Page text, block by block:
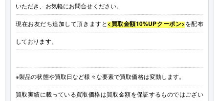
いただき、お気軽にお問合せください。
現在お友だち追加して頂きますと<買取金額10%UPクーポン>を配布
しております。
※製品の状態や買取日など様々な要素で買取価格は変動します。
買取実績に載っている買取価格は買取金額を保証するものではござい